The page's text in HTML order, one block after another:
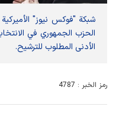
شبكة "فوكس نيوز"
الحزب الجمهوري في
الأدنى المطلوب للترشيح.
رمز الخبر : 4787